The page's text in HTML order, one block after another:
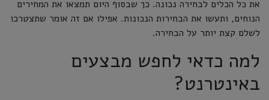
את כל הכלים לבחירה נכונה. כך שבסוף היום תמצאו את המחירים
הנוחים, ותעשו את הבחירות הנכונות. אפילו אם זה אומר שתצטרכו
לשלם קצת יותר על הבחירה.
למה כדאי לחפש מבצעים
באינטרנט?